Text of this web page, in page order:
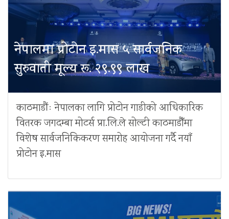
नेपालमा प्रोटोन इ.मास ५ सार्वजनिक
सुरुवाती मूल्य रू. २९.९९ लाख
काठमाडौंः नेपालका लागि प्रोटोन गाडीको आधिकारिक
वितरक जगदम्बा मोटर्स प्रा.लि.ले सोल्टी काठमाडौँमा
विशेष सार्वजनिकिकरण समारोह आयोजना गर्दै नयाँ
प्रोटोन इ.मास